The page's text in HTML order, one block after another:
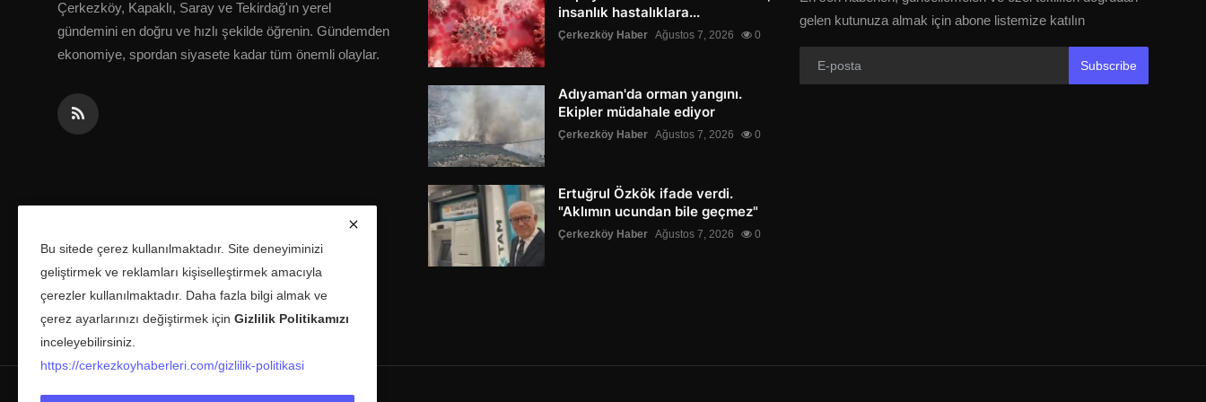
Çerkezköy, Kapaklı, Saray ve Tekirdağ'ın yerel
gündemini en doğru ve hızlı şekilde öğrenin. Gündemden
ekonomiye, spordan siyasete kadar tüm önemli olaylar.
insanlık hastalıklara...
Çerkezköy Haber Ağustos 7, 2026 0
Adıyaman'da orman yangını.
Ekipler müdahale ediyor
Çerkezköy Haber Ağustos 7, 2026 0
Ertuğrul Özkök ifade verdi.
"Aklımın ucundan bile geçmez"
Çerkezköy Haber Ağustos 7, 2026 0
gelen kutunuza almak için abone listemize katılın
Subscribe
Bu sitede çerez kullanılmaktadır. Site deneyiminizi
geliştirmek ve reklamları kişiselleştirmek amacıyla
çerezler kullanılmaktadır. Daha fazla bilgi almak ve
çerez ayarlarınızı değiştirmek için Gizlilik Politikamızı
inceleyebilirsiniz.
https://cerkezkoyhaberleri.com/gizlilik-politikasi